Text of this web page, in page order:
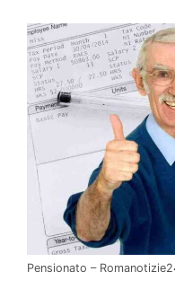
Pensionato –